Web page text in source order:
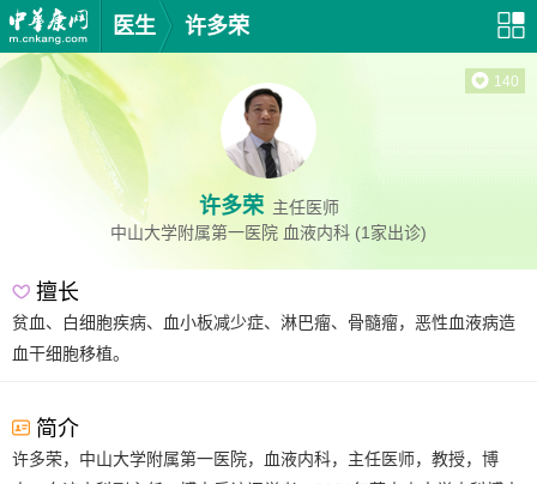
医生 许多荣
许多荣 主任医师
中山大学附属第一医院 血液内科 (1家出诊)
140
擅长
贫血、白细胞疾病、血小板减少症、淋巴瘤、骨髓瘤，恶性血液病造
血干细胞移植。
简介
许多荣，中山大学附属第一医院，血液内科，主任医师，教授，博